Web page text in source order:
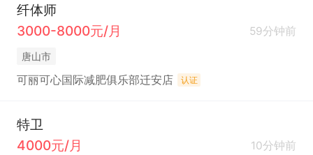
纤体师
3000-8000元/月
59分钟前
唐山市
可丽可心国际减肥俱乐部迁安店 认证
特卫
4000元/月
10分钟前